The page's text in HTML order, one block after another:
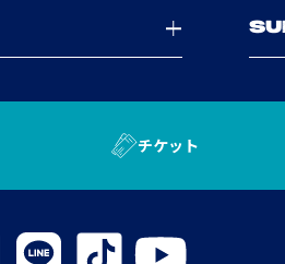
チケット